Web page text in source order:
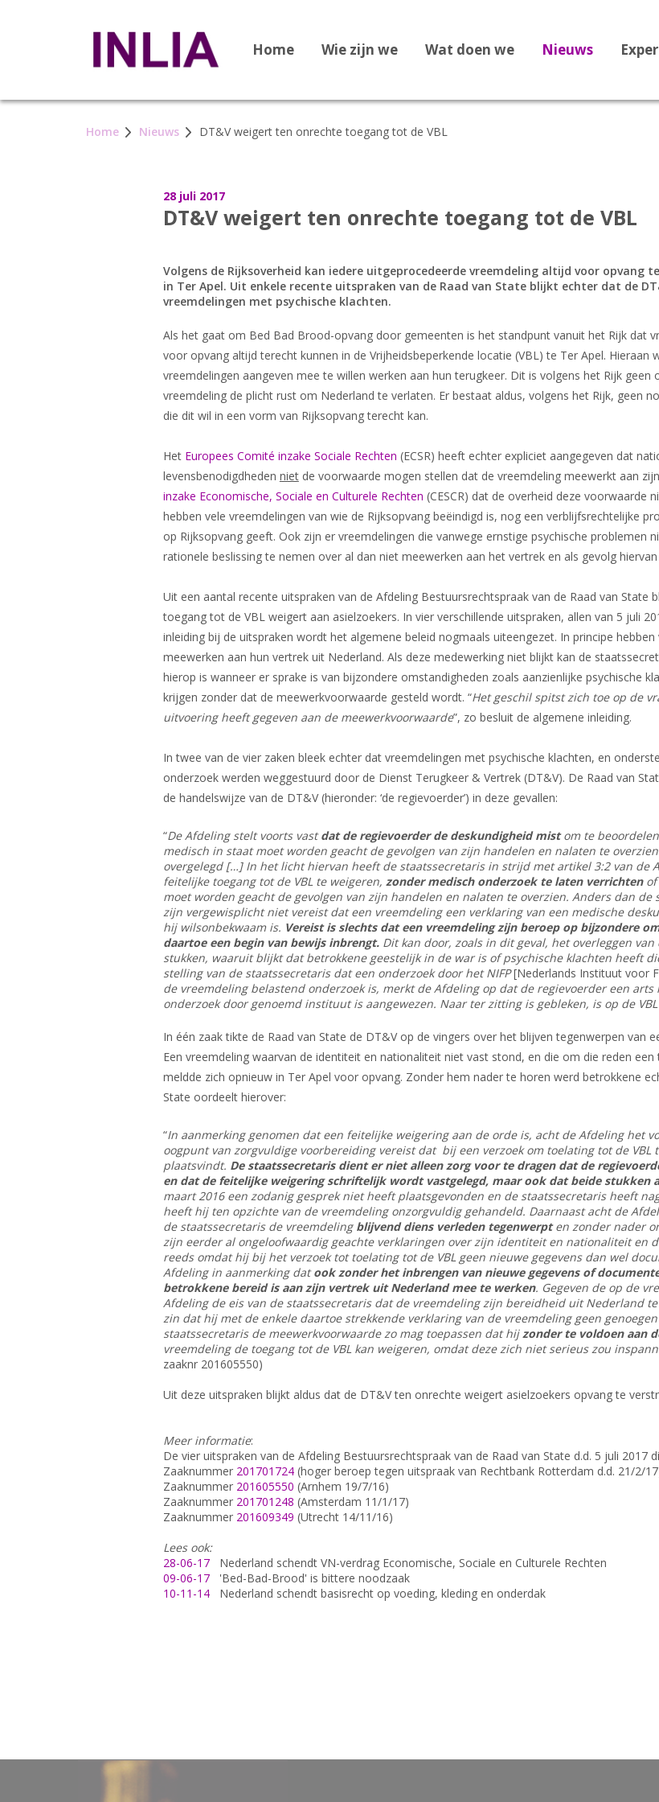
Home Wie zijn we Wat doen we Nieuws
Dossier
Dossier 1F
Dossier
Dossier
Home Nieuws DT&V weigert ten onrechte toegang tot de VBL
28 juli 2017
DT&V weigert ten onrechte toegang tot de VBL
Volgens de Rijksoverheid kan iedere uitgeprocedeerde vreemdeling altijd voor opvang
in Ter Apel. Uit enkele recente uitspraken van de Raad van State blijkt echter dat de
vreemdelingen met psychische klachten.
Als het gaat om Bed Bad Brood-opvang door gemeenten is het standpunt vanuit het Rijk dat
voor opvang altijd terecht kunnen in de Vrijheidsbeperkende locatie (VBL) te Ter Apel.
vreemdelingen aangeven mee te willen werken aan hun terugkeer. Dit is volgens het Rijk
vreemdeling de plicht rust om Nederland te verlaten. Er bestaat aldus, volgens het Rijk, geen
die dit wil in een vorm van Rijksopvang terecht kan.
Het Europees Comité inzake Sociale Rechten (ECSR) heeft echter expliciet aangegeven dat
levensbenodigdheden nietde voorwaarde mogen stellen dat de vreemdeling meewerkt aan
inzake Economische, Sociale en Culturele Rechten (CESCR) dat de overheid deze voorwaarde
hebben vele vreemdelingen van wie de Rijksopvang beëindigd is, nog een verblijfsrechtelijke
op Rijksopvang geeft. Ook zijn er vreemdelingen die vanwege ernstige psychische problemen
rationele beslissing te nemen over al dan niet meewerken aan het vertrek en als gevolg
Uit een aantal recente uitspraken van de Afdeling Bestuursrechtspraak van de Raad van
toegang tot de VBL weigert aan asielzoekers. In vier verschillende uitspraken, allen van 5 juli
inleiding bij de uitspraken wordt het algemene beleid nogmaals uiteengezet. In principe
meewerken aan hun vertrek uit Nederland. Als deze medewerking niet blijkt kan de
hierop is wanneer er sprake is van bijzondere omstandigheden zoals aanzienlijke psychische
krijgen zonder dat de meewerkvoorwaarde gesteld wordt. “Het geschil spitst zich toe op de
uitvoering heeft gegeven aan de meewerkvoorwaarde”, zo besluit de algemene inleiding.
In twee van de vier zaken bleek echter dat vreemdelingen met psychische klachten, en
onderzoek werden weggestuurd door de Dienst Terugkeer & Vertrek (DT&V). De Raad van
de handelswijze van de DT&V (hieronder: ‘de regievoerder’) in deze gevallen:
“De Afdeling stelt voorts vastdat de regievoerder de deskundigheid mistom te
medisch in staat moet worden geacht de gevolgen van zijn handelen en nalaten te
overgelegd […] In het licht hiervan heeft de staatssecretaris in strijd met artikel 3:2 van de
feitelijke toegang tot de VBL te weigeren, zonder medisch onderzoek te laten verrichtenof
moet worden geacht de gevolgen van zijn handelen en nalaten te overzien. Anders dan
zijn vergewisplicht niet vereist dat een vreemdeling een verklaring van een medische
hij wilsonbekwaam is. Vereist is slechts dat een vreemdeling zijn beroep op bijzondere
daartoe een begin van bewijs inbrengt.Dit kan door, zoals in dit geval, het overleggen
stukken, waaruit blijkt dat betrokkene geestelijk in de war is of psychische klachten heeft
stelling van de staatssecretaris dat een onderzoek door het NIFP[Nederlands Instituut voor
de vreemdeling belastend onderzoek is, merkt de Afdeling op dat de regievoerder een
onderzoek door genoemd instituut is aangewezen. Naar ter zitting is gebleken, is op de
In één zaak tikte de Raad van State de DT&V op de vingers over het blijven tegenwerpen van
Een vreemdeling waarvan de identiteit en nationaliteit niet vast stond, en die om die reden
meldde zich opnieuw in Ter Apel voor opvang. Zonder hem nader te horen werd betrokkene
State oordeelt hierover:
“In aanmerking genomen dat een feitelijke weigering aan de orde is, acht de Afdeling het
oogpunt van zorgvuldige voorbereiding vereist dat bij een verzoek om toelating tot de
plaatsvindt. De staatssecretaris dient er niet alleen zorg voor te dragen dat de
en dat de feitelijke weigering schriftelijk wordt vastgelegd, maar ook dat beide stukken
maart 2016 een zodanig gesprek niet heeft plaatsgevonden en de staatssecretaris heeft
heeft hij ten opzichte van de vreemdeling onzorgvuldig gehandeld. Daarnaast acht de
de staatssecretaris de vreemdelingblijvend diens verleden tegenwerpten zonder nader
zijn eerder al ongeloofwaardig geachte verklaringen over zijn identiteit en nationaliteit en
reeds omdat hij bij het verzoek tot toelating tot de VBL geen nieuwe gegevens dan wel
Afdeling in aanmerking datook zonder het inbrengen van nieuwe gegevens of
betrokkene bereid is aan zijn vertrek uit Nederland mee te werken. Gegeven de op de
Afdeling de eis van de staatssecretaris dat de vreemdeling zijn bereidheid uit Nederland
zin dat hij met de enkele daartoe strekkende verklaring van de vreemdeling geen
staatssecretaris de meewerkvoorwaarde zo mag toepassen dat hijzonder te voldoen aan
vreemdeling de toegang tot de VBL kan weigeren, omdat deze zich niet serieus zou
zaaknr 201605550)
Uit deze uitspraken blijkt aldus dat de DT&V ten onrechte weigert asielzoekers opvang te
Meer informatie:
De vier uitspraken van de Afdeling Bestuursrechtspraak van de Raad van State d.d. 5 juli 2017
Zaaknummer 201701724(hoger beroep tegen uitspraak van Rechtbank Rotterdam d.d. 21/2/
Zaaknummer 201605550 (Arnhem 19/7/16)
Zaaknummer 201701248 (Amsterdam 11/1/17)
Zaaknummer 201609349 (Utrecht 14/11/16)
Lees ook:
28-06-17Nederland schendt VN-verdrag Economische, Sociale en Culturele Rechten
09-06-17'Bed-Bad-Brood' is bittere noodzaak
10-11-14Nederland schendt basisrecht op voeding, kleding en onderdak